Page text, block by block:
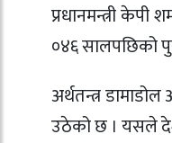
प्रधानमन्त्री
०४६ सालपछिको
अर्थतन्त्र
उठेको छ । यसले